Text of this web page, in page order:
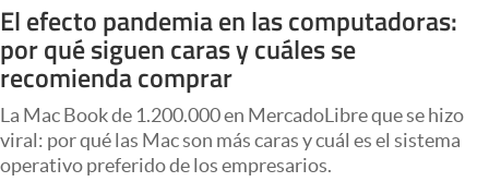
Negocios
Columnistas
Otras secciones
Apertura
El efecto pandemia en las computadoras:
por qué siguen caras y cuáles se
recomienda comprar
La Mac Book de 1.200.000 en MercadoLibre que se hizo
viral: por qué las Mac son más caras y cuál es el sistema
operativo preferido de los empresarios.